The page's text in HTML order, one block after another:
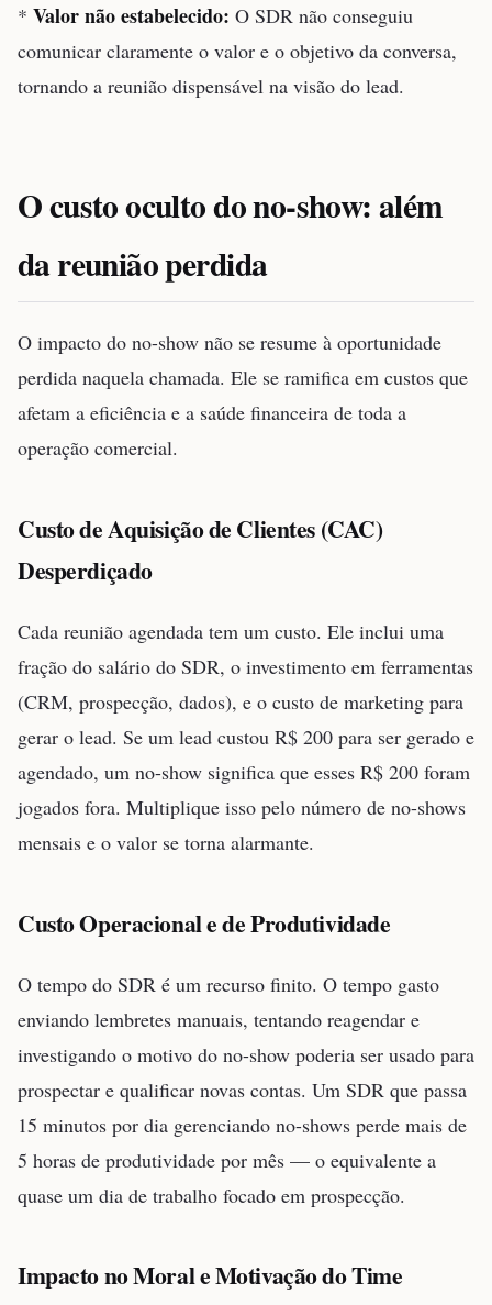
* Valor não estabelecido: O SDR não conseguiu
comunicar claramente o valor e o objetivo da conversa,
tornando a reunião dispensável na visão do lead.
O custo oculto do no-show: além
da reunião perdida
O impacto do no-show não se resume à oportunidade
perdida naquela chamada. Ele se ramifica em custos que
afetam a eficiência e a saúde financeira de toda a
operação comercial.
Custo de Aquisição de Clientes (CAC)
Desperdiçado
Cada reunião agendada tem um custo. Ele inclui uma
fração do salário do SDR, o investimento em ferramentas
(CRM, prospecção, dados), e o custo de marketing para
gerar o lead. Se um lead custou R$ 200 para ser gerado e
agendado, um no-show significa que esses R$ 200 foram
jogados fora. Multiplique isso pelo número de no-shows
mensais e o valor se torna alarmante.
Custo Operacional e de Produtividade
O tempo do SDR é um recurso finito. O tempo gasto
enviando lembretes manuais, tentando reagendar e
investigando o motivo do no-show poderia ser usado para
prospectar e qualificar novas contas. Um SDR que passa
15 minutos por dia gerenciando no-shows perde mais de
5 horas de produtividade por mês — o equivalente a
quase um dia de trabalho focado em prospecção.
Impacto no Moral e Motivação do Time